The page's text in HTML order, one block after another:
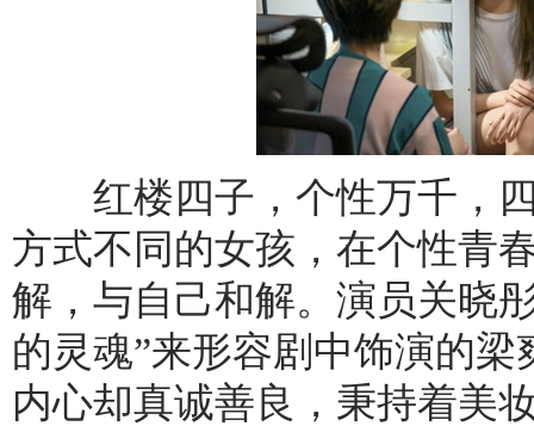
红楼四子，个性万千，四
方式不同的女孩，在个性青
解，与自己和解。演员关晓
的灵魂”来形容剧中饰演的
内心却真诚善良，秉持着美